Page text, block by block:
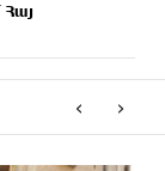
են
ԶՊՄԿ
‹ ›